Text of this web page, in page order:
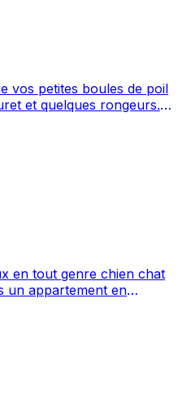
vos petites boules de poil